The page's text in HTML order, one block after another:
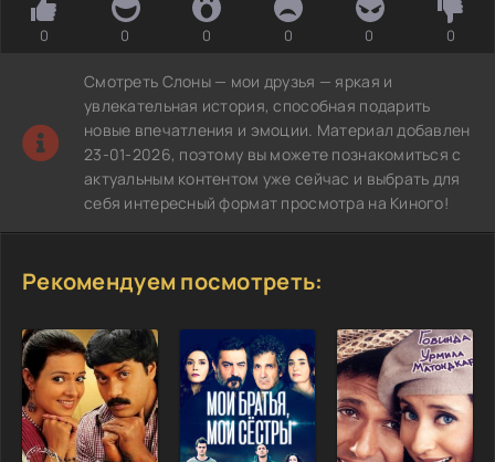
0 0 0 0 0 0
Смотреть Слоны — мои друзья — яркая и
увлекательная история, способная подарить
новые впечатления и эмоции. Материал добавлен
23-01-2026, поэтому вы можете познакомиться с
актуальным контентом уже сейчас и выбрать для
себя интересный формат просмотра на Киного!
Рекомендуем посмотреть: